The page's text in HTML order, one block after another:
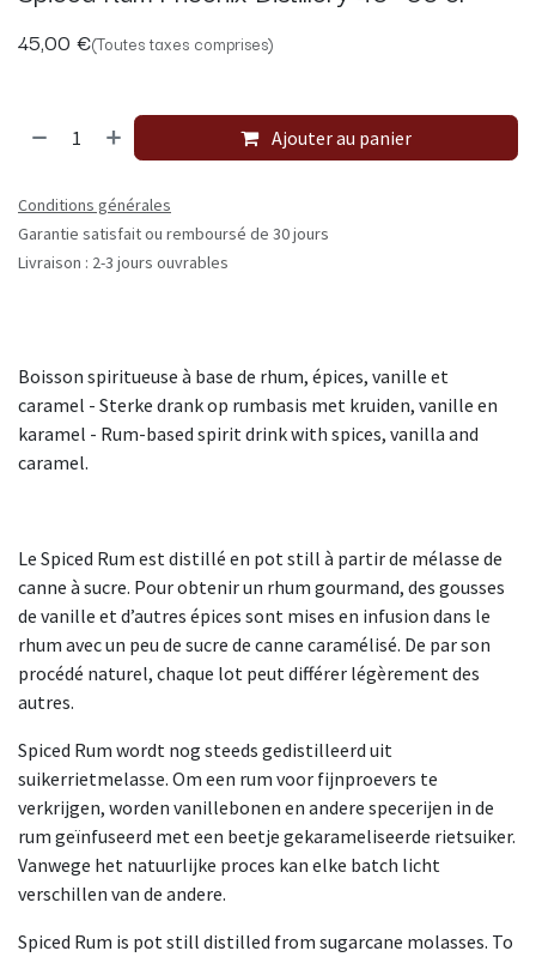
45,00 €(Toutes taxes comprises)
Ajouter au panier
Conditions générales
Garantie satisfait ou remboursé de 30 jours
Livraison : 2-3 jours ouvrables
Boisson spiritueuse à base de rhum, épices, vanille et
caramel - Sterke drank op rumbasis met kruiden, vanille en
karamel - Rum-based spirit drink with spices, vanilla and
caramel.
Le Spiced Rum est distillé en pot still à partir de mélasse de
canne à sucre. Pour obtenir un rhum gourmand, des gousses
de vanille et d’autres épices sont mises en infusion dans le
rhum avec un peu de sucre de canne caramélisé. De par son
procédé naturel, chaque lot peut différer légèrement des
autres.
Spiced Rum wordt nog steeds gedistilleerd uit
suikerrietmelasse. Om een rum voor fijnproevers te
verkrijgen, worden vanillebonen en andere specerijen in de
rum geïnfuseerd met een beetje gekarameliseerde rietsuiker.
Vanwege het natuurlijke proces kan elke batch licht
verschillen van de andere.
Spiced Rum is pot still distilled from sugarcane molasses. To